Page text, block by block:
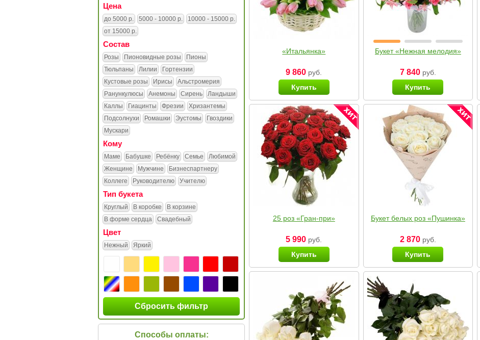
Цена
до 5000 р. 5000 - 10000 р.
10000 - 15000 р.
от 15000 р.
Состав
Розы Пионовидные розы
Пионы
Тюльпаны
Лилии
Гортензии
Кустовые розы
Ирисы
Альстромерия
Ранункулюсы
Анемоны Сирень
Ландыши
Каллы
Гиацинты Фрезии
Хризантемы
Подсолнухи
Ромашки Эустомы
Гвоздики
Мускари
Кому
Маме Бабушке Ребёнку Семье
Любимой
Женщине
Мужчине
Бизнеспартнеру
Коллеге
Руководителю Учителю
Тип букета
Круглый В коробке
В корзине
В форме сердца
Свадебный
Цвет
Нежный Яркий
Сбросить фильтр
Способы оплаты:
«Итальянка»
9 860 руб.
Купить
Букет «Нежная мелодия»
7 840руб.
Купить
25 роз «Гран-при»
5 990 руб.
Купить
Букет белых роз «Пушинка»
2 870руб.
Купить